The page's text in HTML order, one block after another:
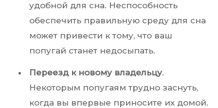
удобной для сна. Неспособность
обеспечить правильную среду для сна
может привести к тому, что ваш
попугай станет недосыпать.
Переезд к новому владельцу.
Некоторым попугаям трудно заснуть,
когда вы впервые приносите их домой.